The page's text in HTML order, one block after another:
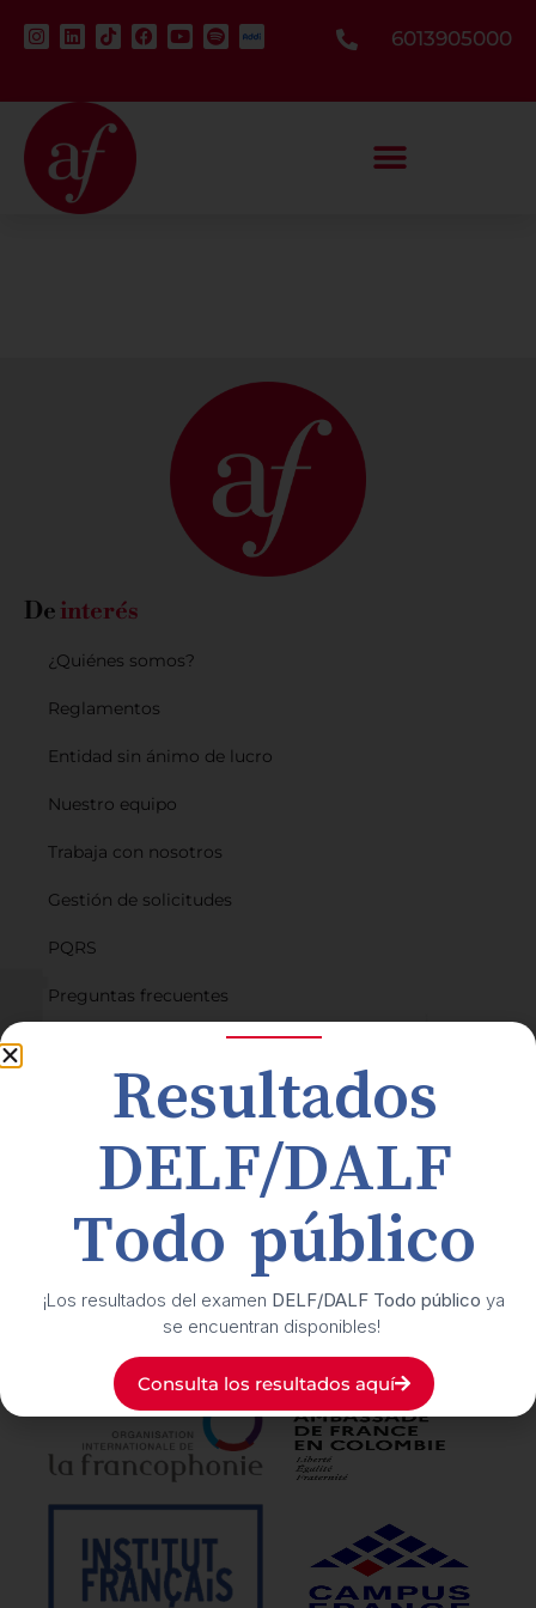
6013905000
De interés
¿Quiénes somos?
Reglamentos
Entidad sin ánimo de lucro
Nuestro equipo
Trabaja con nosotros
Gestión de solicitudes
PQRS
Preguntas frecuentes
Planes de financiación
Buzón de transparencia y ética
Suscríbete a nuestro boletín cultural
Síguenosen nuestras redes sociales
Nuestrosaliados
Resultados
DELF/DALF
Todo público
¡Los resultados del examen DELF/DALF Todo público ya
se encuentran disponibles!
Consulta los resultados aquí